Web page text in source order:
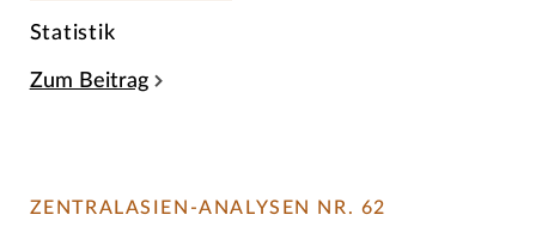
Statistik
Zum Beitrag
ZENTRALASIEN-ANALYSEN NR. 62